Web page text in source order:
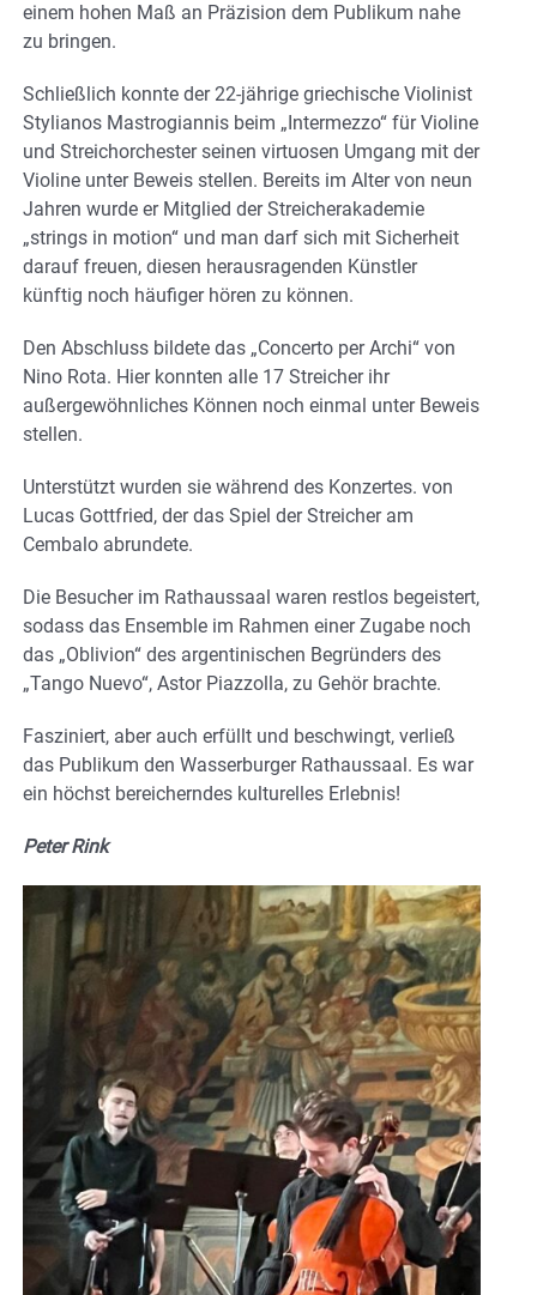
einem hohen Maß an Präzision dem Publikum nahe
zu bringen.
Schließlich konnte der 22-jährige griechische Violinist
Stylianos Mastrogiannis beim „Intermezzo“ für Violine
und Streichorchester seinen virtuosen Umgang mit der
Violine unter Beweis stellen. Bereits im Alter von neun
Jahren wurde er Mitglied der Streicherakademie
„strings in motion“ und man darf sich mit Sicherheit
darauf freuen, diesen herausragenden Künstler
künftig noch häufiger hören zu können.
Den Abschluss bildete das „Concerto per Archi“ von
Nino Rota. Hier konnten alle 17 Streicher ihr
außergewöhnliches Können noch einmal unter Beweis
stellen.
Unterstützt wurden sie während des Konzertes. von
Lucas Gottfried, der das Spiel der Streicher am
Cembalo abrundete.
Die Besucher im Rathaussaal waren restlos begeistert,
sodass das Ensemble im Rahmen einer Zugabe noch
das „Oblivion“ des argentinischen Begründers des
„Tango Nuevo“, Astor Piazzolla, zu Gehör brachte.
Fasziniert, aber auch erfüllt und beschwingt, verließ
das Publikum den Wasserburger Rathaussaal. Es war
ein höchst bereicherndes kulturelles Erlebnis!
Peter Rink